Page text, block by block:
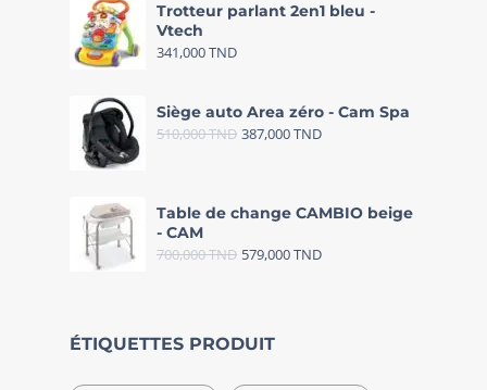
Trotteur parlant 2en1 bleu -
Vtech
341,000TND
Siège auto Area zéro - Cam Spa
510,000TND 387,000TND
Table de change CAMBIO beige
- CAM
700,000TND 579,000TND
ÉTIQUETTES PRODUIT